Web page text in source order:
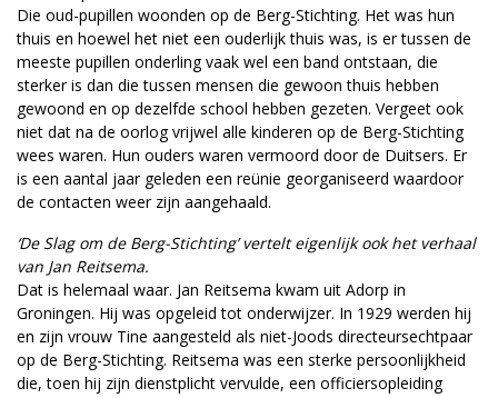
Die oud-pupillen woonden op de Berg-Stichting. Het was hun
thuis en hoewel het niet een ouderlijk thuis was, is er tussen de
meeste pupillen onderling vaak wel een band ontstaan, die
sterker is dan die tussen mensen die gewoon thuis hebben
gewoond en op dezelfde school hebben gezeten. Vergeet ook
niet dat na de oorlog vrijwel alle kinderen op de Berg-Stichting
wees waren. Hun ouders waren vermoord door de Duitsers. Er
is een aantal jaar geleden een reünie georganiseerd waardoor
de contacten weer zijn aangehaald.
‘De Slag om de Berg-Stichting’ vertelt eigenlijk ook het verhaal
van Jan Reitsema.
Dat is helemaal waar. Jan Reitsema kwam uit Adorp in
Groningen. Hij was opgeleid tot onderwijzer. In 1929 werden hij
en zijn vrouw Tine aangesteld als niet-Joods directeursechtpaar
op de Berg-Stichting. Reitsema was een sterke persoonlijkheid
die, toen hij zijn dienstplicht vervulde, een officiersopleiding